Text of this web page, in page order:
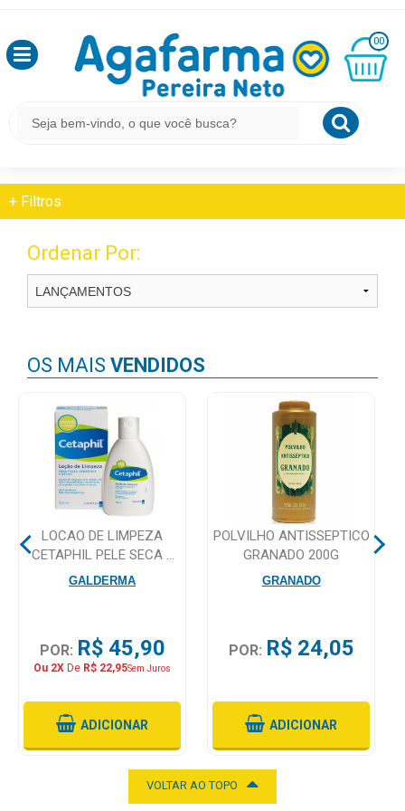
,
SEJA
LOGIN
&
MEUS
TODOS
Mamãe
Cuidado
Adulto
Dermocosméticos
Dieta
00
R$
0,00
GRIPE E RESFRIADO
+ Filtros
Ordenar Por:
OS MAIS VENDIDOS
LOCAO DE LIMPEZA
CETAPHIL PELE SECA E
SENSIVEL 120ML
GALDERMA
POR: R$ 45,90
Ou 2X De R$ 22,95Sem Juros
ADICIONAR
POLVILHO ANTISSEPTICO
GRANADO 200G
GRANADO
POR: R$ 24,05
ADICIONAR
VOLTAR AO TOPO